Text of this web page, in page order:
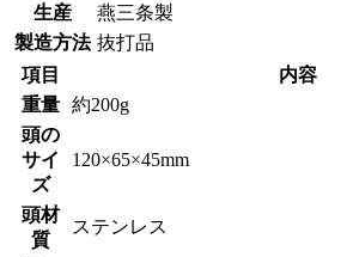
生産
燕三条製
製造方法 抜打品
項目
内容
重量
約200g
頭の
サイ
ズ
120×65×45mm
頭材
質
ステンレス